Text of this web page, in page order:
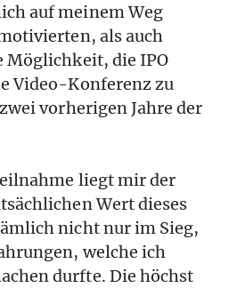
auf meinem Weg
als auch
Möglichkeit, die IPO
Video-Konferenz zu
vorherigen Jahre der
liegt mir der
Wert dieses
nicht nur im Sieg,
welche ich
durfte. Die höchst